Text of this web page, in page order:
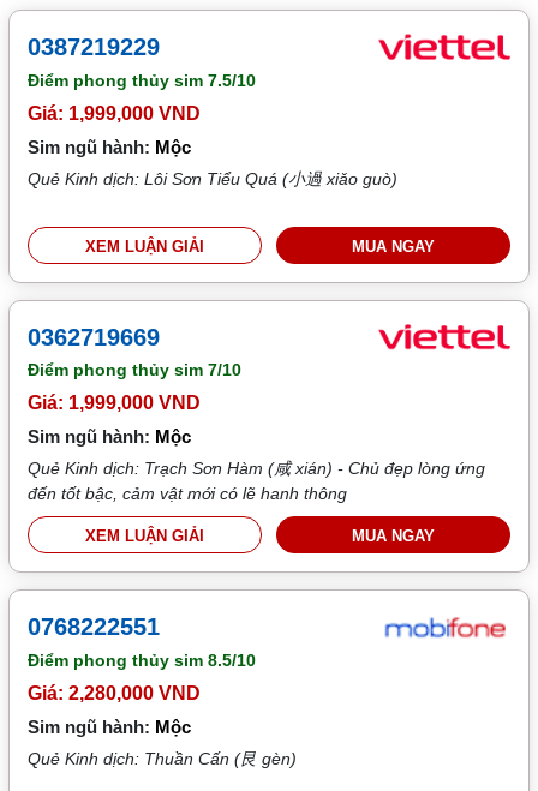
0387219229
Điểm phong thủy sim7.5/10
Giá: 1,999,000 VND
Sim ngũ hành: Mộc
Quẻ Kinh dịch: Lôi Sơn Tiểu Quá (小過 xiǎo guò)
XEM LUẬN GIẢI MUA NGAY
0362719669
Điểm phong thủy sim7/10
Giá: 1,999,000 VND
Sim ngũ hành: Mộc
Quẻ Kinh dịch: Trạch Sơn Hàm (咸 xián) - Chủ đẹp lòng ứng
đến tốt bậc, cảm vật mới có lẽ hanh thông
XEM LUẬN GIẢI MUA NGAY
0768222551
Điểm phong thủy sim8.5/10
Giá: 2,280,000 VND
Sim ngũ hành: Mộc
Quẻ Kinh dịch: Thuần Cấn (艮 gèn)